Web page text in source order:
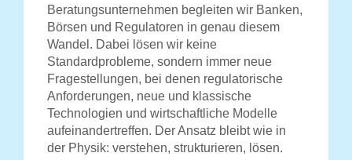
Beratungsunternehmen begleiten wir Banken,
Börsen und Regulatoren in genau diesem
Wandel. Dabei lösen wir keine
Standardprobleme, sondern immer neue
Fragestellungen, bei denen regulatorische
Anforderungen, neue und klassische
Technologien und wirtschaftliche Modelle
aufeinandertreffen. Der Ansatz bleibt wie in
der Physik: verstehen, strukturieren, lösen.